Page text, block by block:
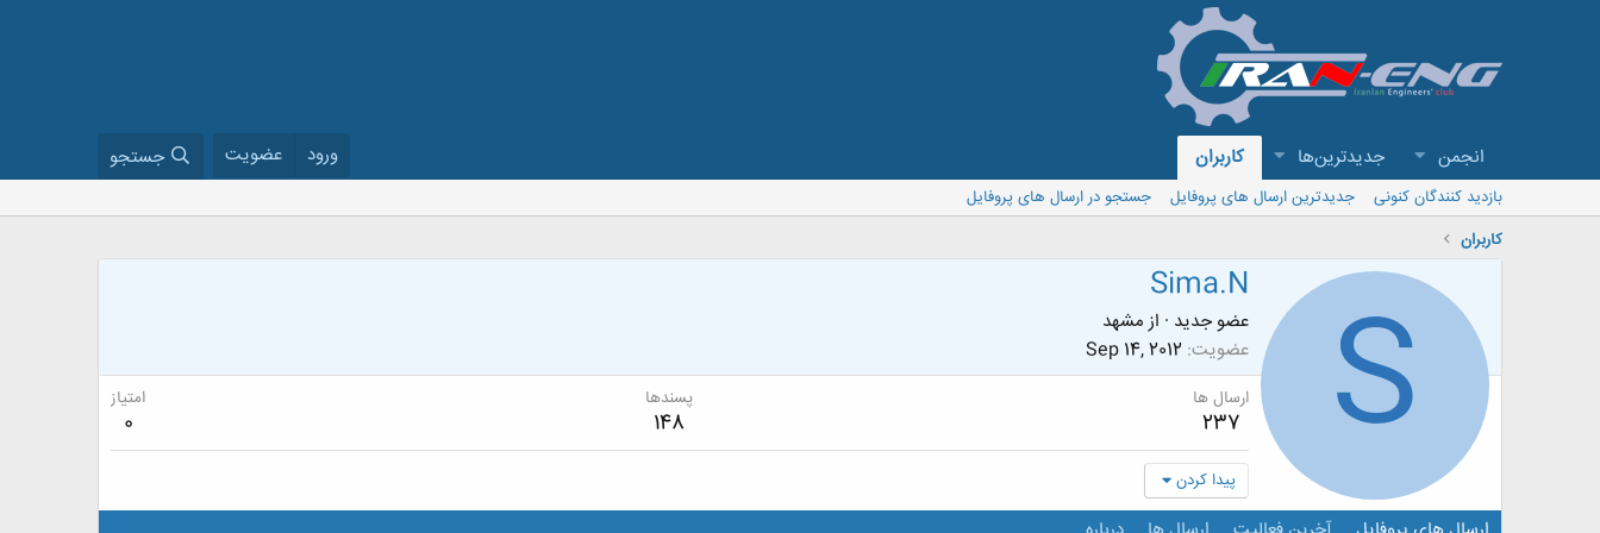
انجمن جدیدترین‌ها کاربران ورود عضویت جستجو
بازدید کنندگان کنونی جدیدترین ارسال های پروفایل
جستجو در ارسال های پروفایل
کاربران
S
Sima.N
عضو جدید · از مشهد
عضویت Sep 14, 2012
ارسال ها
237
پسندها
148
امتیاز
0
پیدا کردن